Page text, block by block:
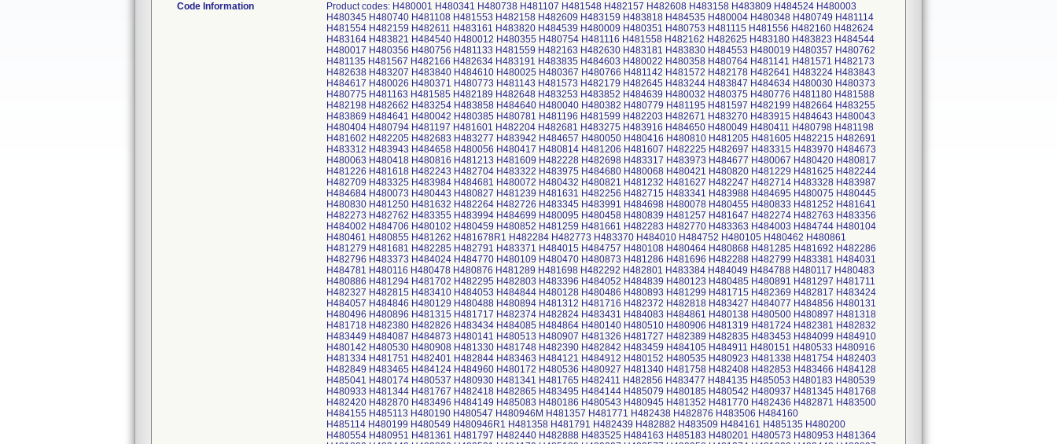
Code Information
Product codes: H480001 H480341 H480738 H481107 H481548 H482157 H482608 H483158 H483809 H484524 H480003
H480345 H480740 H481108 H481553 H482158 H482609 H483159 H483818 H484535 H480004 H480348 H480749 H481114
H481554 H482159 H482611 H483161 H483820 H484539 H480009 H480351 H480753 H481115 H481556 H482160 H482624
H483164 H483821 H484540 H480012 H480355 H480754 H481116 H481558 H482162 H482625 H483180 H483823 H484544
H480017 H480356 H480756 H481133 H481559 H482163 H482630 H483181 H483830 H484553 H480019 H480357 H480762
H481135 H481567 H482166 H482634 H483191 H483835 H484603 H480022 H480358 H480764 H481141 H481571 H482173
H482638 H483207 H483840 H484610 H480025 H480367 H480766 H481142 H481572 H482178 H482641 H483224 H483843
H484617 H480026 H480371 H480773 H481143 H481573 H482179 H482645 H483244 H483847 H484634 H480030 H480373
H480775 H481163 H481585 H482189 H482648 H483253 H483852 H484639 H480032 H480375 H480776 H481180 H481588
H482198 H482662 H483254 H483858 H484640 H480040 H480382 H480779 H481195 H481597 H482199 H482664 H483255
H483869 H484641 H480042 H480385 H480781 H481196 H481599 H482203 H482671 H483270 H483915 H484643 H480043
H480404 H480794 H481197 H481601 H482204 H482681 H483275 H483916 H484650 H480049 H480411 H480798 H481198
H481602 H482205 H482683 H483277 H483942 H484657 H480050 H480416 H480810 H481205 H481605 H482215 H482691
H483312 H483943 H484658 H480056 H480417 H480814 H481206 H481607 H482225 H482697 H483315 H483970 H484673
H480063 H480418 H480816 H481213 H481609 H482228 H482698 H483317 H483973 H484677 H480067 H480420 H480817
H481226 H481618 H482243 H482704 H483322 H483975 H484680 H480068 H480421 H480820 H481229 H481625 H482244
H482709 H483325 H483984 H484681 H480072 H480432 H480821 H481232 H481627 H482247 H482714 H483328 H483987
H484684 H480073 H480443 H480827 H481239 H481631 H482256 H482715 H483341 H483988 H484695 H480075 H480445
H480830 H481250 H481632 H482264 H482726 H483345 H483991 H484698 H480078 H480455 H480833 H481252 H481641
H482273 H482762 H483355 H483994 H484699 H480095 H480458 H480839 H481257 H481647 H482274 H482763 H483356
H484002 H484706 H480102 H480459 H480852 H481259 H481661 H482283 H482770 H483363 H484003 H484744 H480104
H480461 H480855 H481262 H481678R1 H482284 H482773 H483370 H484010 H484752 H480105 H480462 H480861
H481279 H481681 H482285 H482791 H483371 H484015 H484757 H480108 H480464 H480868 H481285 H481692 H482286
H482796 H483373 H484024 H484770 H480109 H480470 H480873 H481286 H481696 H482288 H482799 H483381 H484031
H484781 H480116 H480478 H480876 H481289 H481698 H482292 H482801 H483384 H484049 H484788 H480117 H480483
H480886 H481294 H481702 H482295 H482803 H483396 H484052 H484839 H480123 H480485 H480891 H481297 H481711
H482327 H482815 H483410 H484053 H484844 H480128 H480486 H480893 H481299 H481715 H482369 H482817 H483424
H484057 H484846 H480129 H480488 H480894 H481312 H481716 H482372 H482818 H483427 H484077 H484856 H480131
H480496 H480896 H481315 H481717 H482374 H482824 H483431 H484083 H484861 H480138 H480500 H480897 H481318
H481718 H482380 H482826 H483434 H484085 H484864 H480140 H480510 H480906 H481319 H481724 H482381 H482832
H483449 H484087 H484873 H480141 H480513 H480907 H481326 H481727 H482389 H482835 H483453 H484099 H484910
H480142 H480530 H480908 H481330 H481748 H482390 H482842 H483459 H484105 H484911 H480151 H480533 H480916
H481334 H481751 H482401 H482844 H483463 H484121 H484912 H480152 H480535 H480923 H481338 H481754 H482403
H482849 H483465 H484124 H484960 H480172 H480536 H480927 H481340 H481758 H482408 H482853 H483466 H484128
H485041 H480174 H480537 H480930 H481341 H481765 H482411 H482856 H483477 H484135 H485053 H480183 H480539
H480933 H481344 H481767 H482418 H482865 H483495 H484144 H485079 H480185 H480542 H480937 H481345 H481768
H482420 H482870 H483496 H484149 H485083 H480186 H480543 H480945 H481352 H481770 H482436 H482871 H483500
H484155 H485113 H480190 H480547 H480946M H481357 H481771 H482438 H482876 H483506 H484160
H485114 H480199 H480549 H480946R1 H481358 H481791 H482439 H482882 H483509 H484161 H485135 H480200
H480554 H480951 H481361 H481797 H482440 H482888 H483525 H484163 H485183 H480201 H480573 H480953 H481364